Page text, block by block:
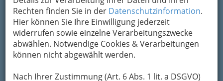
Rechten finden Sie in der Datenschutzinformation.
Hier können Sie Ihre Einwilligung jederzeit
widerrufen sowie einzelne Verarbeitungszwecke
abwählen. Notwendige Cookies & Verarbeitungen
können nicht abgewählt werden.
Nach Ihrer Zustimmung (Art. 6 Abs. 1 lit. a DSGVO)
Um die Info-Graz Firmenvor Spam-Mails zu
bewahren, verwenden wir an dieser Stelle zur
Übermittlung Ihrer Nachricht ein sicheres
Formular. Ihre Nachricht wird nach dem
Absenden umgehend per Mail an das
Unternehmen Autohaus Koncar GmbH
weitergeleitet.